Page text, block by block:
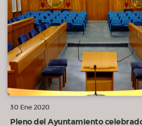
30 Ene 2020
Pleno del Ayuntamiento